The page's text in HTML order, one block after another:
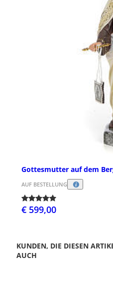
Gottesmutter auf dem
AUF BESTELLUNG
€ 599,00
KUNDEN, DIE DIESEN
AUCH